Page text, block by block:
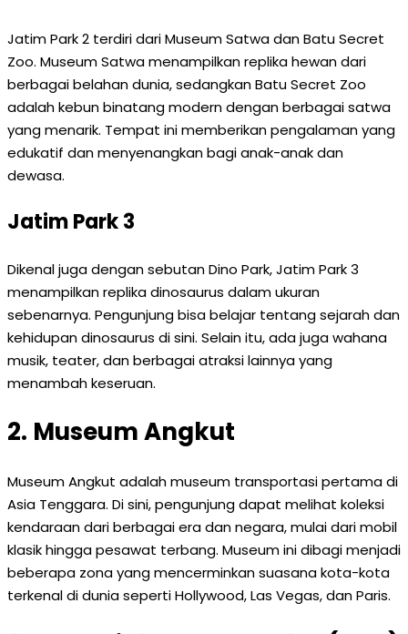
Jatim Park 2 terdiri dari Museum Satwa dan Batu Secret
Zoo. Museum Satwa menampilkan replika hewan dari
berbagai belahan dunia, sedangkan Batu Secret Zoo
adalah kebun binatang modern dengan berbagai satwa
yang menarik. Tempat ini memberikan pengalaman yang
edukatif dan menyenangkan bagi anak-anak dan
dewasa.
Jatim Park 3
Dikenal juga dengan sebutan Dino Park, Jatim Park 3
menampilkan replika dinosaurus dalam ukuran
sebenarnya. Pengunjung bisa belajar tentang sejarah dan
kehidupan dinosaurus di sini. Selain itu, ada juga wahana
musik, teater, dan berbagai atraksi lainnya yang
menambah keseruan.
2. Museum Angkut
Museum Angkut adalah museum transportasi pertama di
Asia Tenggara. Di sini, pengunjung dapat melihat koleksi
kendaraan dari berbagai era dan negara, mulai dari mobil
klasik hingga pesawat terbang. Museum ini dibagi menjadi
beberapa zona yang mencerminkan suasana kota-kota
terkenal di dunia seperti Hollywood, Las Vegas, dan Paris.